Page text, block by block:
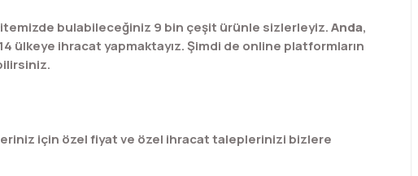
bulabileceğiniz 9 bin çeşit ürünle sizlerleyiz.Anda,
ülkeye ihracat yapmaktayız. Şimdi de online platformların
için özel fiyat ve özel ihracat taleplerinizi bizlere